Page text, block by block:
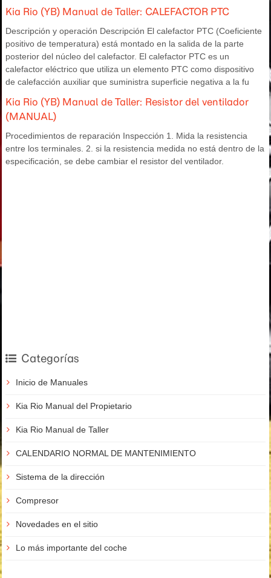
Kia Rio (YB) Manual de Taller: CALEFACTOR PTC
Descripción y operación Descripción El calefactor PTC (Coeficiente
positivo de temperatura) está montado en la salida de la parte
posterior del núcleo del calefactor. El calefactor PTC es un
calefactor eléctrico que utiliza un elemento PTC como dispositivo
de calefacción auxiliar que suministra superficie negativa a la fu
Kia Rio (YB) Manual de Taller: Resistor del ventilador
(MANUAL)
Procedimientos de reparación Inspección 1. Mida la resistencia
entre los terminales. 2. si la resistencia medida no está dentro de la
especificación, se debe cambiar el resistor del ventilador.
Categorías
Inicio de Manuales
Kia Rio Manual del Propietario
Kia Rio Manual de Taller
CALENDARIO NORMAL DE MANTENIMIENTO
Sistema de la dirección
Compresor
Novedades en el sitio
Lo más importante del coche